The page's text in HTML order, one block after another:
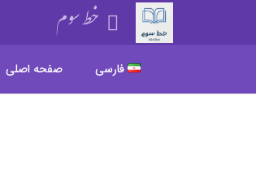
خط سوم
فارسی صفحه اصلی